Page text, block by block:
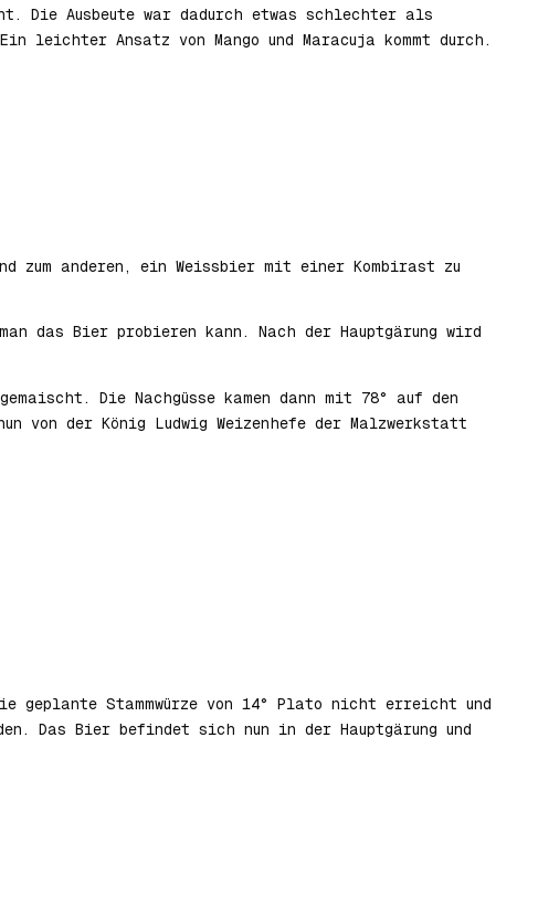
Die Ausbeute war dadurch etwas schlechter als
Ansatz von Mango und Maracuja kommt durch.
zum anderen, ein Weissbier mit einer Kombirast zu
das Bier probieren kann. Nach der Hauptgärung wird
Die Nachgüsse kamen dann mit 78° auf den
der König Ludwig Weizenhefe der Malzwerkstatt
geplante Stammwürze von 14° Plato nicht erreicht und
Das Bier befindet sich nun in der Hauptgärung und